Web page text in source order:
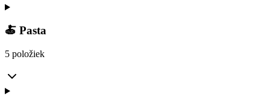
🍝 Pasta
5 položiek